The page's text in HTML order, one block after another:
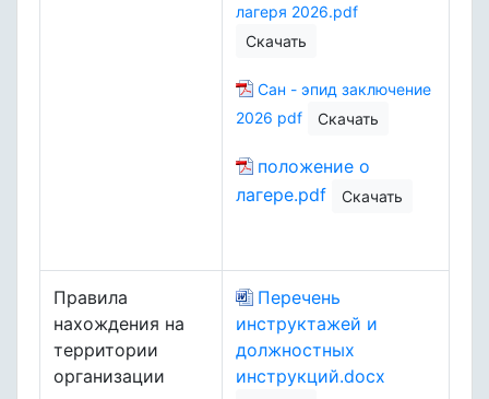
лагеря 2026.pdf
Скачать
Сан - эпид заключение
2026 pdf
Скачать
положение о
лагере.pdf
Скачать
Правила
нахождения на
территории
организации
Перечень
инструктажей и
должностных
инструкций.docx